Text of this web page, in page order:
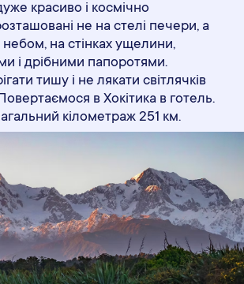
красиво і космічно
не на стелі печери, а
небом, на стінках ущелини,
і дрібними папоротями.
тишу і не лякати світлячків
в Хокітика в готель.
кілометраж 251 км.